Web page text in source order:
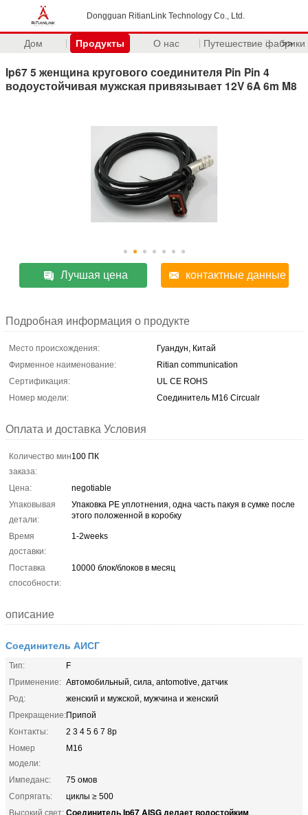
Dongguan RitianLink Technology Co., Ltd.
Дом Продукты О нас Путешествие фабрики
>>
Ip67 5 женщина кругового соединителя Pin Pin 4
водоустойчивая мужская привязывает 12V 6A 6m M8
Лучшая цена контактные данные
Подробная информация о продукте
Место происхождения:
Гуандун, Китай
Фирменное наименование:
Ritian communication
Сертификация:
UL CE ROHS
Номер модели:
Соединитель M16 Circualr
Оплата и доставка Условия
Количество мин
заказа:
100 ПК
Цена:
negotiable
Упаковывая
детали:
Упаковка PE уплотнения, одна часть пакуя в сумке после
этого положенной в коробку
Время
доставки:
1-2weeks
Поставка
способности:
10000 блок/блоков в месяц
описание
Соединитель АИСГ
Тип:
F
Применение: Автомобильный, сила, antomotive, датчик
Род:
женский и мужской, мужчина и женский
Прекращение:Припой
Контакты:
2 3 4 5 6 7 8p
Номер
модели:
M16
Импеданс:
75 омов
Сопрягать:
циклы ≥ 500
Высокий свет: Соединитель Ip67 AISG делает водостойким,